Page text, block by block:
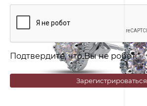
Подтвердите, что Вы не робот:*
Зарегистрироваться